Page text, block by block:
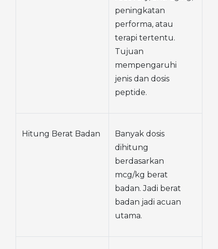
peningkatan
performa, atau
terapi tertentu.
Tujuan
mempengaruhi
jenis dan dosis
peptide.
Hitung Berat Badan
Banyak dosis
dihitung
berdasarkan
mcg/kg berat
badan. Jadi berat
badan jadi acuan
utama.